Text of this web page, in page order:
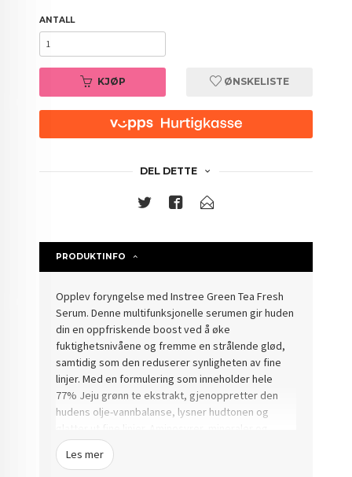
ANTALL
KJØP ØNSKELISTE
DEL DETTE
PRODUKTINFO
Opplev foryngelse med Instree Green Tea Fresh
Serum. Denne multifunksjonelle serumen gir huden
din en oppfriskende boost ved å øke
fuktighetsnivåene og fremme en strålende glød,
samtidig som den reduserer synligheten av fine
linjer. Med en formulering som inneholder hele
77% Jeju grønn te ekstrakt, gjenoppretter den
hudens olje-vannbalanse, lysner hudtonen og
polyfenoler arbeider sammen for å gi huden din en
omfattende behandling som fremmer elastisitet
Les mer